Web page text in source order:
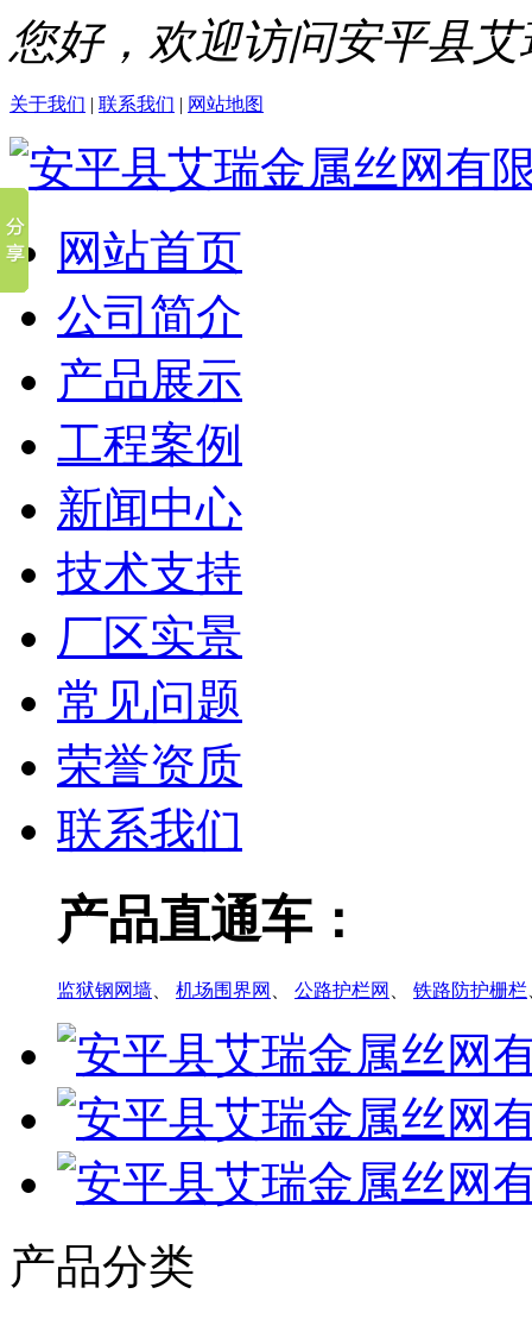
您好，欢迎访问安平县
关于我们 | 联系我们 | 网站地图
网站首页
公司简介
产品展示
工程案例
新闻中心
技术支持
厂区实景
常见问题
荣誉资质
联系我们
产品直通车：
监狱钢网墙 机场围界网 公路护栏网 铁路防护栅栏
产品分类